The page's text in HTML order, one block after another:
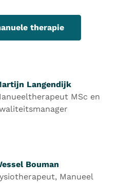
therapie
Langendijk
MSc en
Bouman
Manueel